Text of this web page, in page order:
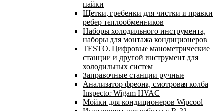
пайки
Щетки, гребенки для чистки и правки
ребер теплообменников
Наборы холодильного инструмента,
наборы для монтажа кондиционеров
TESTO. Цифровые манометрические
станции и другой инструмент для
холодильных систем
Заправочные станции ручные
Анализатор фреона, смотровая колба
Inspector Wigam HVAC
Мойки для кондиционеров Wipcool